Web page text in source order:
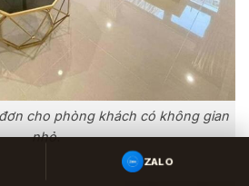
cho phòng khách có không gian
nhỏ.
ZALO